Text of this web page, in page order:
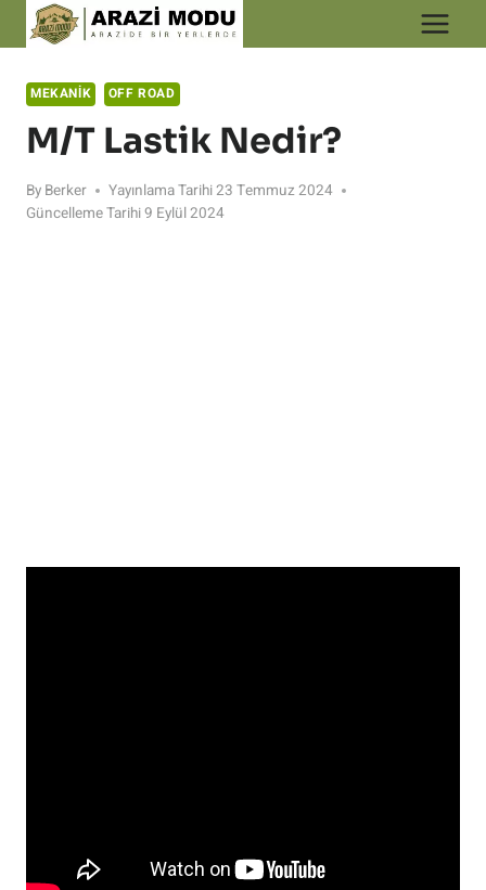
to
MEKANIK OFF ROAD
M/T Lastik Nedir?
By Berker Yayınlama Tarihi23 Temmuz 2024
Güncelleme Tarihi9 Eylül 2024